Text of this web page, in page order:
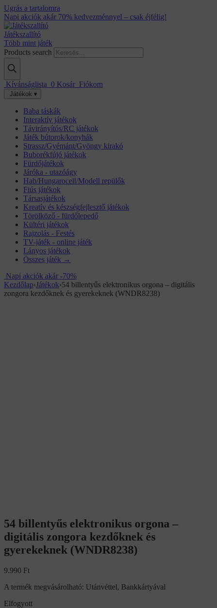
Ugrás a tartalomra
Napi akciók akár 70% kedvezménnyel – csak éjfélig!
Játékszallító
Több mint játék
Products search
Kívánságlista 0 Kosár Fiókom
Játékok ▾
Baba táskák
Interaktív játékok
Távirányítós/RC játékok
Játék bútorok/konyhák
Strassz/Gyémánt/Gyöngy kirakó
Buborékfújó játékok
Fürdőjátékok
Járóka - utazóágy
Hab/Hungarocell/Modell repülők
Fiús játékok
Társasjátékok
Kreatív és készségfejlesztő játékok
Törölköző - fürdőlepedő
Kültéri játékok
Rajzolás - Festés
TV-játék - online játék
Lányos játékok
Összes játék →
Napi akciók akár -70%
Kezdőlap›Játékok›54 billentyűs elektronikus orgona – digitális
zongora kezdőknek és gyerekeknek (WNDR8238)
54 billentyűs elektronikus orgona –
digitális zongora kezdőknek és
gyerekeknek (WNDR8238)
9.990 Ft
A termék megvásárolható: Utánvéttel, Bankkártyával
Elfogyott